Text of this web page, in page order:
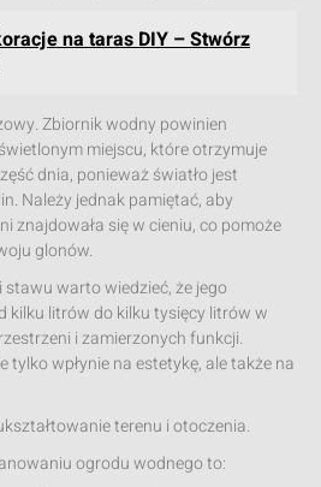
na taras DIY – Stwórz
Zbiornik wodny powinien
miejscu, które otrzymuje
dnia, ponieważ światło jest
Należy jednak pamiętać, aby
znajdowała się w cieniu, co pomoże
glonów.
warto wiedzieć, że jego
kilku litrów do kilku tysięcy litrów w
i zamierzonych funkcji.
tylko wpłynie na estetykę, ale także na
terenu i otoczenia.
ogrodu wodnego to: